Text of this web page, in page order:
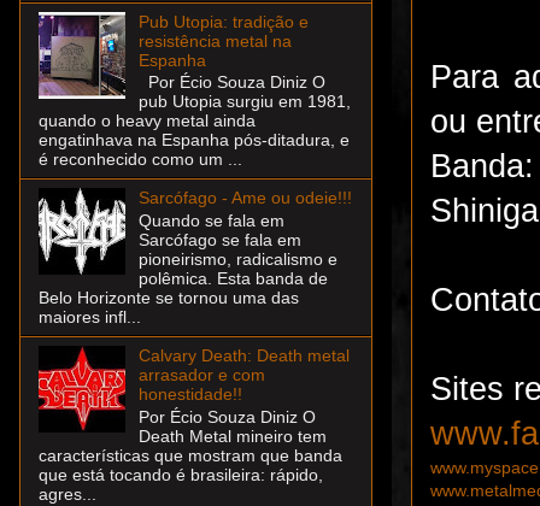
Para
ou
Sites
Pub Utopia: tradição e
resistência metal na
Espanha
Por Écio Souza Diniz O
pub Utopia surgiu em 1981,
quando o heavy metal ainda
engatinhava na Espanha pós-ditadura, e
é reconhecido como um ...
Sarcófago - Ame ou odeie!!!
Quando se fala em
Sarcófago se fala em
pioneirismo, radicalismo e
polêmica. Esta banda de
Belo Horizonte se tornou uma das
maiores infl...
Calvary Death: Death metal
arrasador e com
honestidade!!
Por Écio Souza Diniz O
Death Metal mineiro tem
características que mostram que banda
que está tocando é brasileira: rápido,
agres...